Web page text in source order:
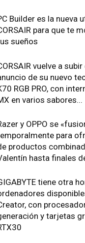
Builder es la nueva
para que te
sueños
vuelve a
de su nuevo
RGB PRO, con
en varios sabores...
y OPPO se
para
productos
hasta finales
tiene otra
con
y tarjetas